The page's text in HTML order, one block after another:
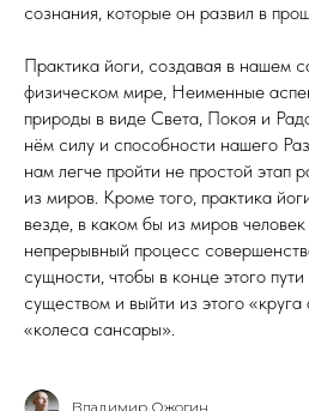
сознания, которые он развил в
Практика йоги, создавая в нашем
физическом мире, Неименные
природы в виде Света, Покоя и
нём силу и способности нашего
нам легче пройти не простой этап
из миров. Кроме того, практика
везде, в каком бы из миров
непрерывный процесс
сущности, чтобы в конце этого
существом и выйти из этого
«колеса сансары».
Владимир Ожогин